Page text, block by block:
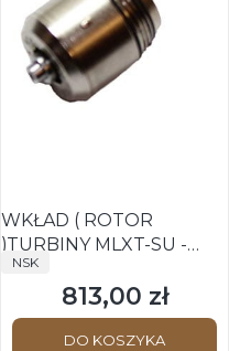
WKŁAD ( ROTOR
)TURBINY MLXT-SU -
NMC-SU03 - ORYGINAŁ
PRODUCENT
NSK
Cena
813,00 zł
DO KOSZYKA